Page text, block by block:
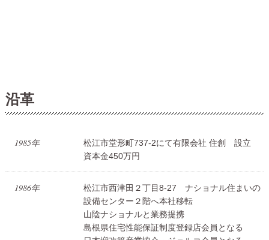
沿革
1985年
松江市堂形町737-2にて有限会社 住創 設立
資本金450万円
1986年
松江市西津田２丁目8-27 ナショナル住まいの
設備センター２階へ本社移転
山陰ナショナルと業務提携
島根県住宅性能保証制度登録店会員となる